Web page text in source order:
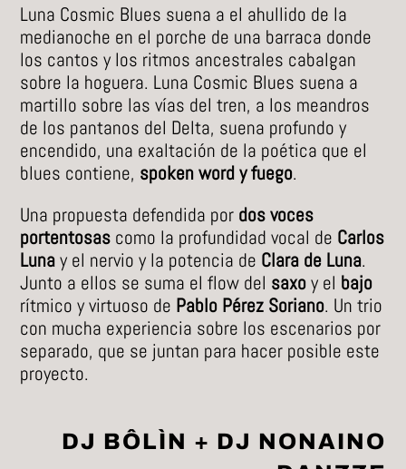
Luna Cosmic Blues suena a el ahullido de la
medianoche en el porche de una barraca donde
los cantos y los ritmos ancestrales cabalgan
sobre la hoguera. Luna Cosmic Blues suena a
martillo sobre las vías del tren, a los meandros
de los pantanos del Delta, suena profundo y
encendido, una exaltación de la poética que el
blues contiene, spoken word y fuego.
Una propuesta defendida por dos voces
portentosas como la profundidad vocal de Carlos
Lunay el nervio y la potencia de Clara de Luna.
Junto a ellos se suma el flow del saxoy el bajo
rítmico y virtuoso de Pablo Pérez Soriano. Un trio
con mucha experiencia sobre los escenarios por
separado, que se juntan para hacer posible este
proyecto.
DJ BÔLÌN + DJ NONAINO